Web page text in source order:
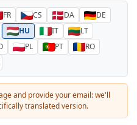
FR CS DA
DE
HU IT
LT
PL PT
RO
and provide your email: we'll
translated version.